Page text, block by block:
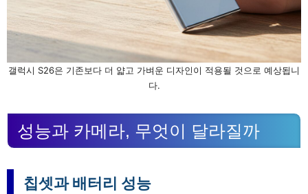
갤럭시 S26은 기존보다 더 얇고 가벼운 디자인이 적용될 것으로 예상됩니
다.
성능과 카메라, 무엇이 달라질까
칩셋과 배터리 성능